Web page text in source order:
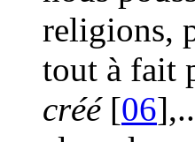
religions,
tout à fait
créé[06